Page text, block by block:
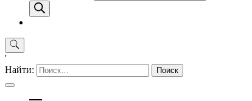
'
Найти: